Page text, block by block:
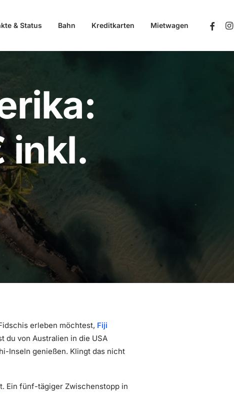
& Status Bahn Kreditkarten Mietwagen
inkl.
erleben möchtest, Fiji
du von Australien in die USA
Inseln genießen. Klingt das nicht
Ein fünf-tägiger Zwischenstopp in